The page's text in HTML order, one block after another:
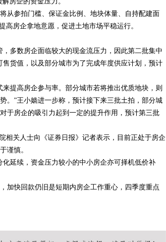
参拍门槛、保证金比例、地块体量、自持配建面
房企拿地意愿，促进土地市场平稳运行。
多数房企面临较大的现金流压力，因此第二批集中
货值，以及部分城市为了完成年度供应计划，预计
提高房企参与率。部分城市若将推出优质地块，则
。”王小嫱进一步称，预计接下来三批土拍，部分城
于房企的吸引力起到一定的提升作用，预计第三批
关人士向《证券日报》记者表示，目前正处于房企
谨慎。
延续，资金压力较小的中小房企亦可择机低价补
快回款仍旧是短期内房企工作重心，四季度重点